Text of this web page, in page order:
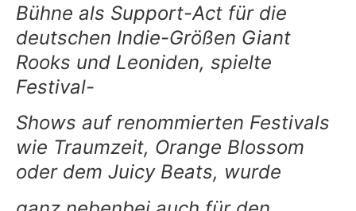
Bühne als Support-Act für die
deutschen Indie-Größen Giant
Rooks und Leoniden, spielte
Festival-
Shows auf renommierten Festivals
wie Traumzeit, Orange Blossom
oder dem Juicy Beats, wurde